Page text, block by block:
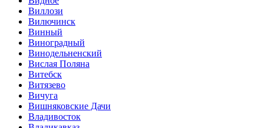
Виллози
Вилючинск
Винный
Виноградный
Винодельненский
Вислая Поляна
Витебск
Витязево
Вичуга
Вишняковские Дачи
Владивосток